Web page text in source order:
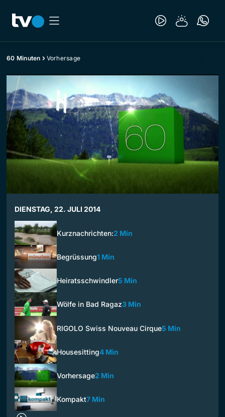
60 Minuten Vorhersage
DIENSTAG, 22. JULI 2014
Kurznachrichten:2 Min
Begrüssung1 Min
Heiratsschwindler5 Min
Wölfe in Bad Ragaz3 Min
RIGOLO Swiss Nouveau Cirque5 Min
Housesitting4 Min
Vorhersage2 Min
Kompakt7 Min